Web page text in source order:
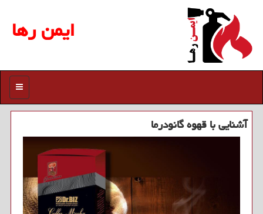
ایمن رها
منو
آشنایی با قهوه گانودرما